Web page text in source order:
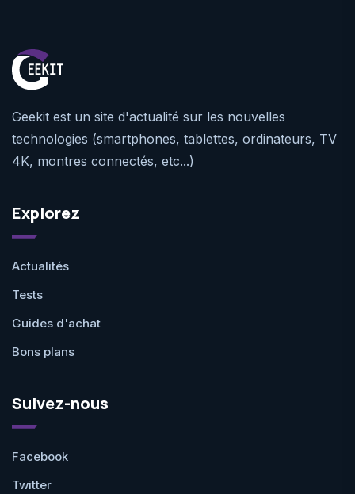
Geekit est un site d'actualité sur les nouvelles
technologies (smartphones, tablettes, ordinateurs, TV
4K, montres connectés, etc...)
Explorez
Actualités
Tests
Guides d'achat
Bons plans
Suivez-nous
Facebook
Twitter